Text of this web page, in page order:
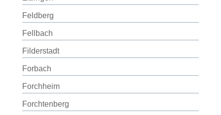
Feldberg
Fellbach
Filderstadt
Forbach
Forchheim
Forchtenberg